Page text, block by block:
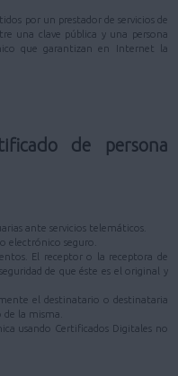
por un prestador de servicios de
una clave pública y una persona
que garantizan en Internet la
de persona
ante servicios telemáticos.
electrónico seguro.
El receptor o la receptora de
de que éste es el original y
el destinatario o destinataria
la misma.
usando Certificados Digitales no